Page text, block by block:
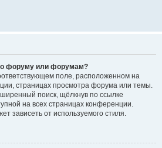
форуму или форумам?
поле, расположенном на
страницах просмотра форума или темы.
поиск, щёлкнув по ссылке
на всех страницах конференции.
зависеть от используемого стиля.